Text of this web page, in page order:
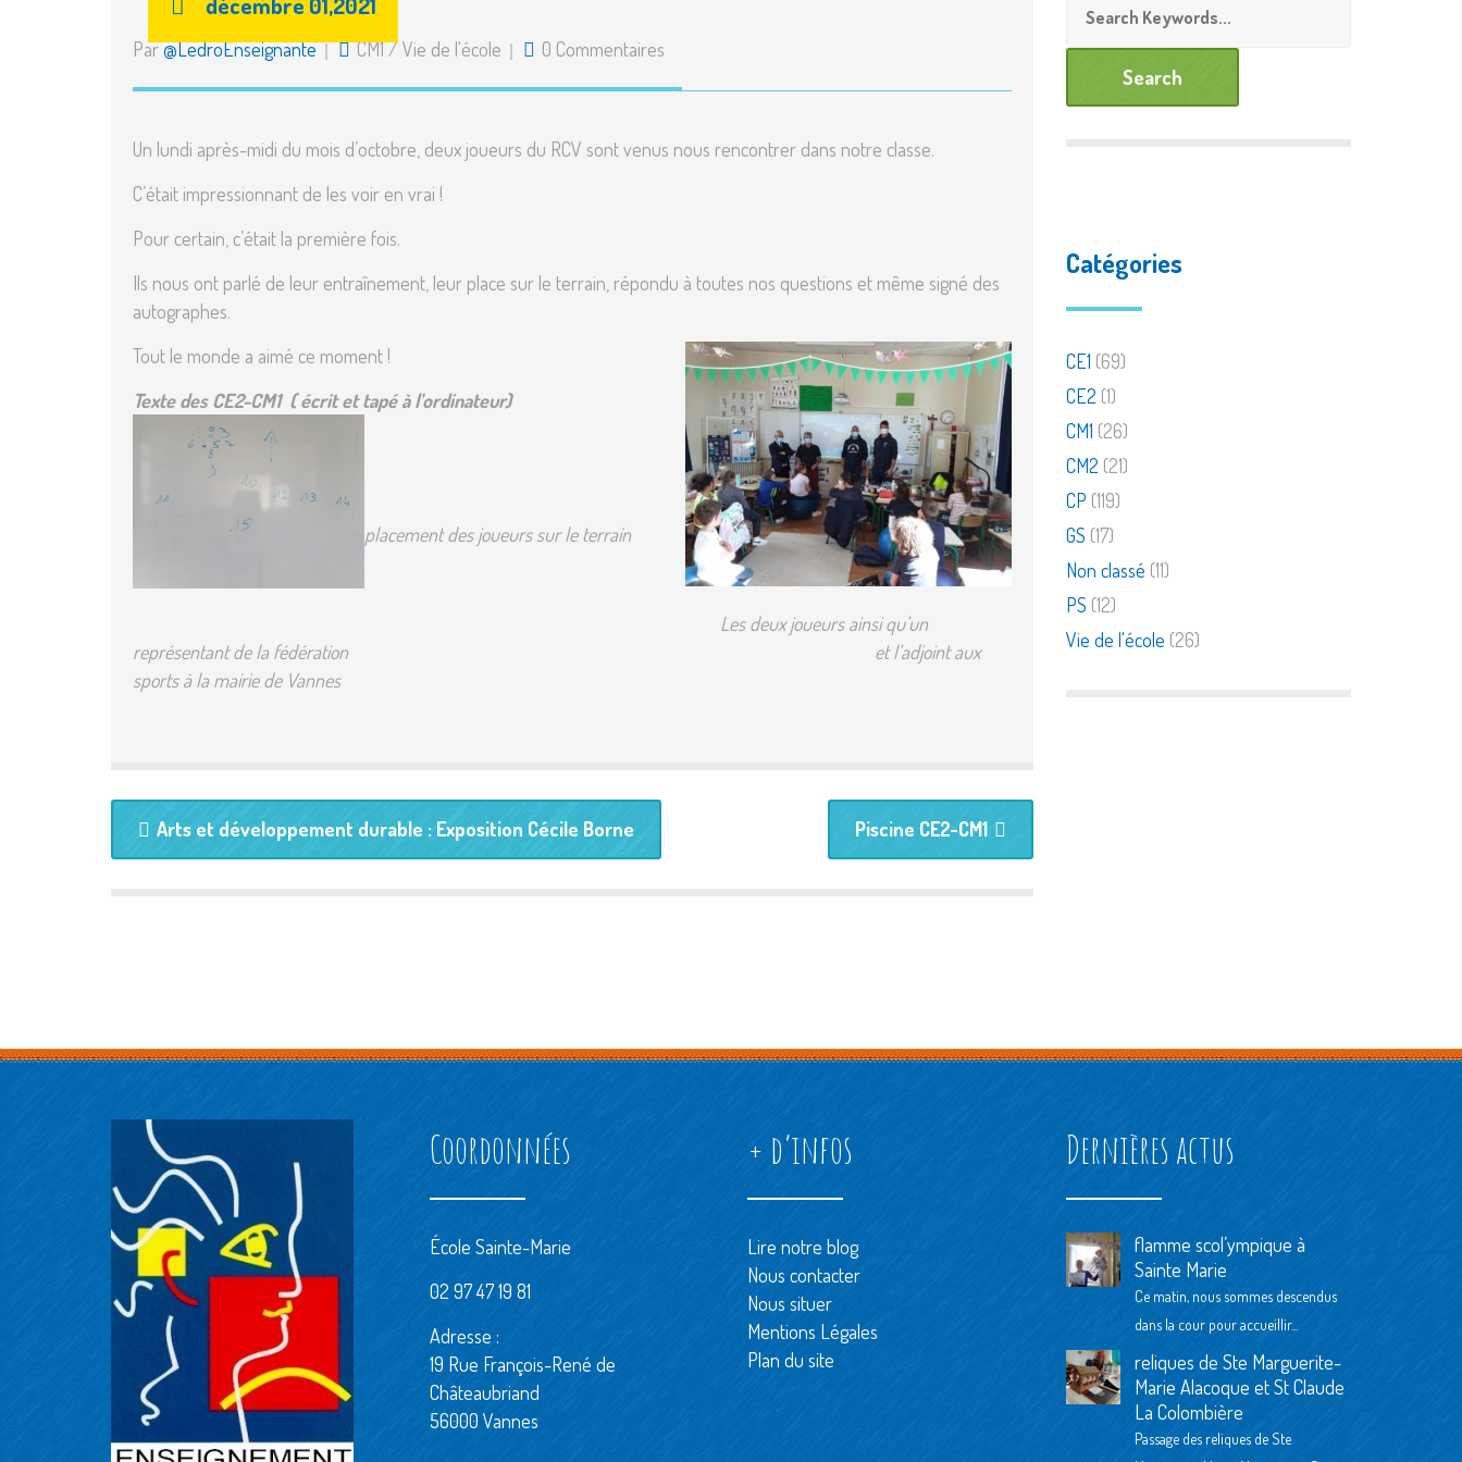
Documents à télécharger
Par@LedroEnseignante CM1/Vie de l'école 0 Commentaires
Un lundi après-midi du mois d’octobre, deux joueurs du RCV sont venus nous rencontrer dans notre classe.
C’était impressionnant de les voir en vrai !
Pour certain, c’était la première fois.
Ils nous ont parlé de leur entraînement, leur place sur le terrain, répondu à toutes nos questions et même signé des
autographes.
Tout le monde a aimé ce moment !
Texte des CE2-CM1 ( écrit et tapé à l’ordinateur)
placement des joueurs sur le terrain
Les deux joueurs ainsi qu’un
représentant de la fédération et l’adjoint aux
sports à la mairie de Vannes
Arts et développement durable : Exposition Cécile Borne Piscine CE2-CM1
Catégories
CE1 (69)
CE2 (1)
CM1 (26)
CM2 (21)
CP (119)
GS (17)
Non classé (11)
PS (12)
Vie de l'école (26)
Coordonnées
École Sainte-Marie
02 97 47 19 81
Adresse :
19 Rue François-René de
Châteaubriand
56000 Vannes
+ d’infos
Lire notre blog
Nous contacter
Nous situer
Mentions Légales
Plan du site
Dernières actus
flamme scol’ympique à
Sainte Marie
Ce matin, nous sommes descendus
dans la cour pour accueillir...
reliques de Ste Marguerite-
Marie Alacoque et St Claude
La Colombière
Passage des reliques de Ste